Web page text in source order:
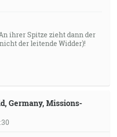
ihrer Spitze zieht dann der
der leitende Widder)!
Germany, Missions-